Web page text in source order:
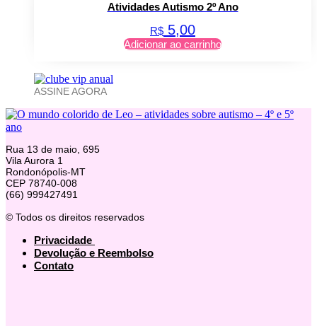
Atividades Autismo 2º Ano
R$ 5,00
Adicionar ao carrinho
ASSINE AGORA
Rua 13 de maio, 695
Vila Aurora 1
Rondonópolis-MT
CEP 78740-008
(66) 999427491
© Todos os direitos reservados
Privacidade
Devolução e Reembolso
Contato